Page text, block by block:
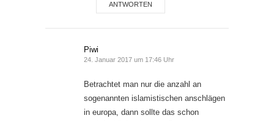
ANTWORTEN
Piwi
24. Januar 2017 um 17:46 Uhr
Betrachtet man nur die anzahl an
sogenannten islamistischen anschlägen
in europa, dann sollte das schon